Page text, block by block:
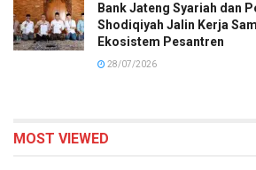
Bank Jateng Syariah dan
Shodiqiyah Jalin Kerja
Ekosistem Pesantren
28/07/2026
MOST VIEWED